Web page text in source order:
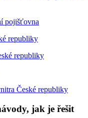
pojišťovna
republiky
republiky
České republiky
jak je řešit